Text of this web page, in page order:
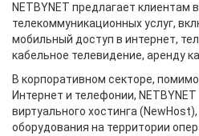
NETBYNET предлагает клиентам
телекоммуникационных услуг,
мобильный доступ в интернет,
кабельное телевидение, аренду
В корпоративном секторе,
Интернет и телефонии,
виртуального хостинга
оборудования на территории